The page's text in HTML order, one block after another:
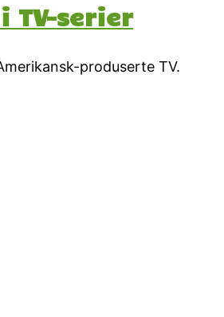
TV-serier
produserte TV.